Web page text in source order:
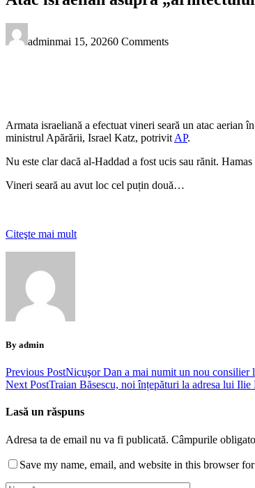
adminmai 15, 20260 Comments
Armata israeliană a efectuat vineri seară un atac
ministrul Apărării, Israel Katz, potrivit AP.
Nu este clar dacă al-Haddad a fost ucis sau rănit. Hamas
Vineri seară au avut loc cel puțin două…
Citeşte mai mult
By admin
Previous PostNicuşor Dan a mai numit un nou consilier
Next PostTraian Băsescu, noi înțepături la adresa lui
Lasă un răspuns
Adresa ta de email nu va fi publicată. Câmpurile
Save my name, email, and website in this browser